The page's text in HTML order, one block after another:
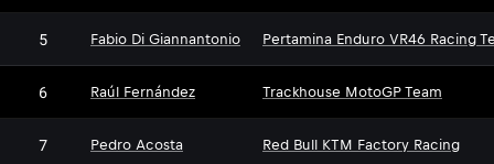
5 Fabio Di Giannantonio Pertamina Enduro VR46 Racing
6 Raúl Fernández Trackhouse MotoGP Team
7 Pedro Acosta Red Bull KTM Factory Racing